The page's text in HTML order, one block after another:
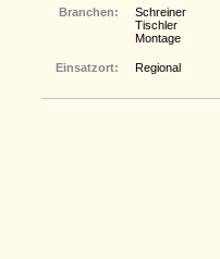
Branchen:
Schreiner
Tischler
Montage
Einsatzort: Regional